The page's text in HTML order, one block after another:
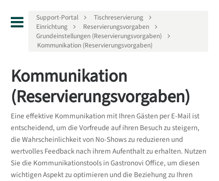
Support-Portal
Tischreservierung
Einrichtung
Reservierungsvorgaben
Grundeinstellungen (Reservierungsvorgaben)
Kommunikation (Reservierungsvorgaben)
Kommunikation
(Reservierungsvorgaben)
Eine effektive Kommunikation mit Ihren Gästen per E-Mail ist
entscheidend, um die Vorfreude auf ihren Besuch zu steigern,
die Wahrscheinlichkeit von No-Shows zu reduzieren und
wertvolles Feedback nach ihrem Aufenthalt zu erhalten. Nutzen
Sie die Kommunikationstools in Gastronovi Office, um diesen
wichtigen Aspekt zu optimieren und die Beziehung zu Ihren